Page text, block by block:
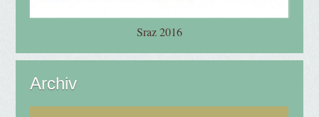
Sraz 2016
Archiv